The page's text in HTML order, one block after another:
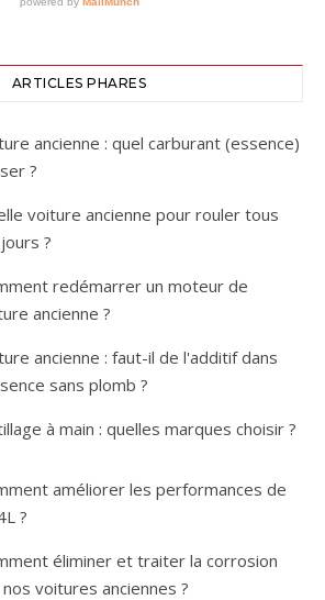
ARTICLES PHARES
ancienne : quel carburant (essence)
?
voiture ancienne pour rouler tous
?
redémarrer un moteur de
ancienne ?
ancienne : faut-il de l'additif dans
sans plomb ?
à main : quelles marques choisir ?
améliorer les performances de
?
éliminer et traiter la corrosion
voitures anciennes ?